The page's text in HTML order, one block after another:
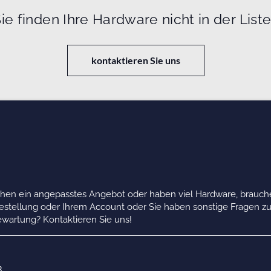
finden Ihre Hardware nicht in der
kontaktieren Sie uns
ein angepasstes Angebot oder haben viel Hardware,
oder Ihrem Account oder Sie haben sonstige Fragen zu
Kontaktieren Sie uns!